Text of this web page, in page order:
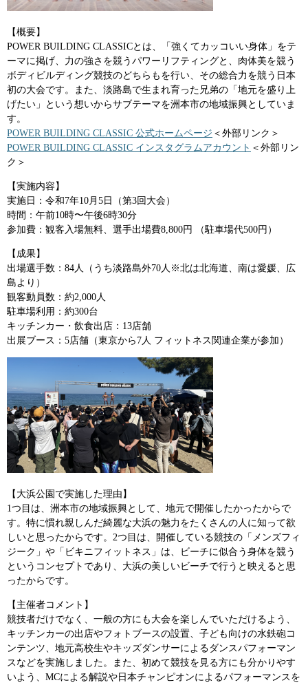
【概要】
POWER BUILDING CLASSICとは、「強くてカッコいい身体」をテ
ーマに掲げ、力の強さを競うパワーリフティングと、肉体美を競う
ボディビルディング競技のどちらもを行い、その総合力を競う日本
初の大会です。また、淡路島で生まれ育った兄弟の「地元を盛り上
げたい」という想いからサブテーマを洲本市の地域振興としていま
す。
POWER BUILDING CLASSIC 公式ホームページ ＜外部リンク＞
POWER BUILDING CLASSIC インスタグラムアカウント ＜外部リン
ク＞
【実施内容】
実施日：令和7年10月5日（第3回大会）
時間：午前10時〜午後6時30分
参加費：観客入場無料、選手出場費8,800円 （駐車場代500円）
【成果】
​出場選手数：84人（うち淡路島外70人※北は北海道、南は愛媛、広
島より）
観客動員数：約2,000人
​駐車場利用：約300台
キッチンカー・飲食出店：13店舗
出展ブース：5店舗（東京から7人 フィットネス関連企業が参加）
【大浜公園で実施した理由】
1つ目は、洲本市の地域振興として、地元で開催したかったからで
す。特に慣れ親しんだ綺麗な大浜の魅力をたくさんの人に知って欲
しいと思ったからです。2つ目は、開催している競技の「メンズフィ
ジーク」や「ビキニフィットネス」は、ビーチに似合う身体を競う
というコンセプトであり、大浜の美しいビーチで行うと映えると思
ったからです。
【主催者コメント】
​競技者だけでなく、一般の方にも大会を楽しんでいただけるよう、
キッチンカーの出店やフォトブースの設置、子ども向けの水鉄砲コ
ンテンツ、地元高校生やキッズダンサーによるダンスパフォーマン
スなどを実施しました。また、初めて競技を見る方にも分かりやす
いよう、MCによる解説や日本チャンピオンによるパフォーマンスを